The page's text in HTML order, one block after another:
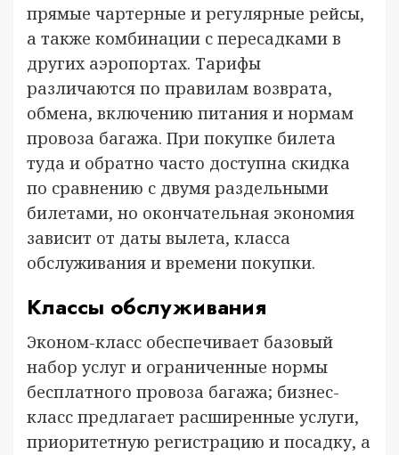
прямые чартерные и регулярные рейсы,
а также комбинации с пересадками в
других аэропортах. Тарифы
различаются по правилам возврата,
обмена, включению питания и нормам
провоза багажа. При покупке билета
туда и обратно часто доступна скидка
по сравнению с двумя раздельными
билетами, но окончательная экономия
зависит от даты вылета, класса
обслуживания и времени покупки.
Классы обслуживания
Эконом-класс обеспечивает базовый
набор услуг и ограниченные нормы
бесплатного провоза багажа; бизнес-
класс предлагает расширенные услуги,
приоритетную регистрацию и посадку, а